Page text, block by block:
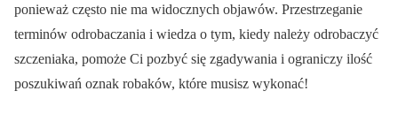
ponieważ często nie ma widocznych objawów. Przestrzeganie
terminów odrobaczania i wiedza o tym, kiedy należy odrobaczyć
szczeniaka, pomoże Ci pozbyć się zgadywania i ograniczy ilość
poszukiwań oznak robaków, które musisz wykonać!